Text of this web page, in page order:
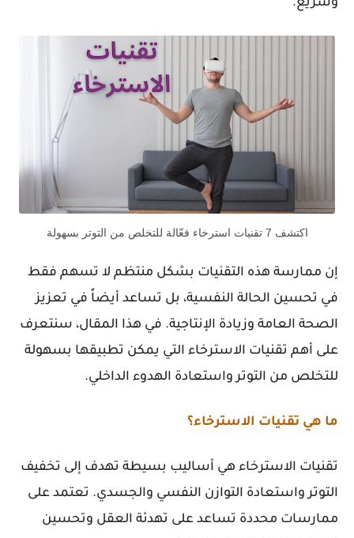
وسريع.
اكتشف 7 تقنيات استرخاء فعّالة للتخلص من التوتر بسهولة
إن ممارسة هذه التقنيات بشكل منتظم لا تسهم فقط
في تحسين الحالة النفسية، بل تساعد أيضاً في تعزيز
الصحة العامة وزيادة الإنتاجية. في هذا المقال، سنتعرف
على أهم تقنيات الاسترخاء التي يمكن تطبيقها بسهولة
للتخلص من التوتر واستعادة الهدوء الداخلي.
ما هي تقنيات الاسترخاء؟
تقنيات الاسترخاء هي أساليب بسيطة تهدف إلى تخفيف
التوتر واستعادة التوازن النفسي والجسدي. تعتمد على
ممارسات محددة تساعد على تهدئة العقل وتحسين